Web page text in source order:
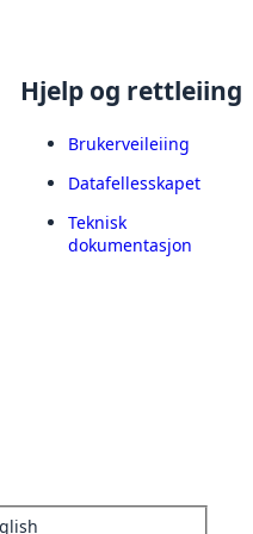
Hjelp og rettleiing
Brukerveileiing
Datafellesskapet
Teknisk
dokumentasjon